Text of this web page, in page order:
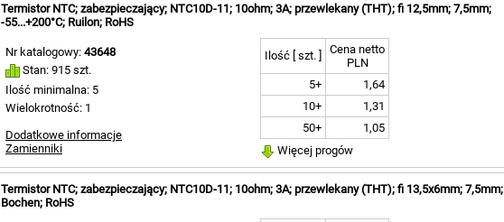
Termistor NTC; zabezpieczający; NTC10D-11; 10ohm; 3A; przewlekany (THT); fi 12,5mm; 7,5mm;
-55...+200°C; Ruilon; RoHS
Nr katalogowy: 43648
Stan: 915 szt.
Ilość minimalna: 5
Wielokrotność: 1
Dodatkowe informacje
Zamienniki
Ilość [ szt. ]
Cena netto
PLN
5+
1,64
10+
1,31
50+
1,05
Więcej progów
Termistor NTC; zabezpieczający; NTC10D-11; 10ohm; 3A; przewlekany (THT); fi 13,5x6mm; 7,5mm;
Bochen; RoHS